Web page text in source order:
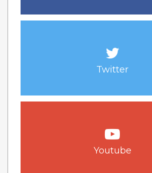
Twitter
Youtube